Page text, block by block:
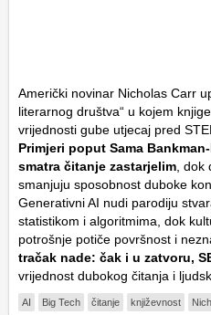
Američki novinar Nicholas Carr
literarnog društva“ u kojem
vrijednosti gube utjecaj pred
Primjeri poput Sama
smatra čitanje zastarjelim, dok
smanjuju sposobnost duboke
Generativni AI nudi parodiju
statistikom i algoritmima, dok
potrošnje potiče površnost i
tračak nade: čak i u zatvoru,
vrijednost dubokog čitanja i
AI Big Tech čitanje književnost